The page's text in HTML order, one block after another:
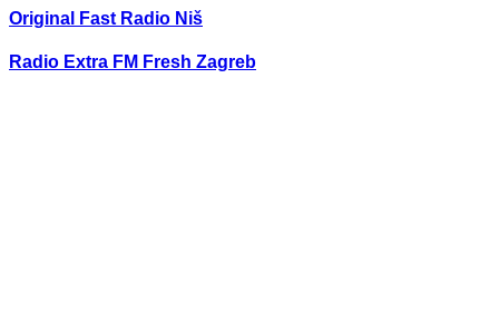
Original Fast Radio Niš
Radio Extra FM Fresh Zagreb